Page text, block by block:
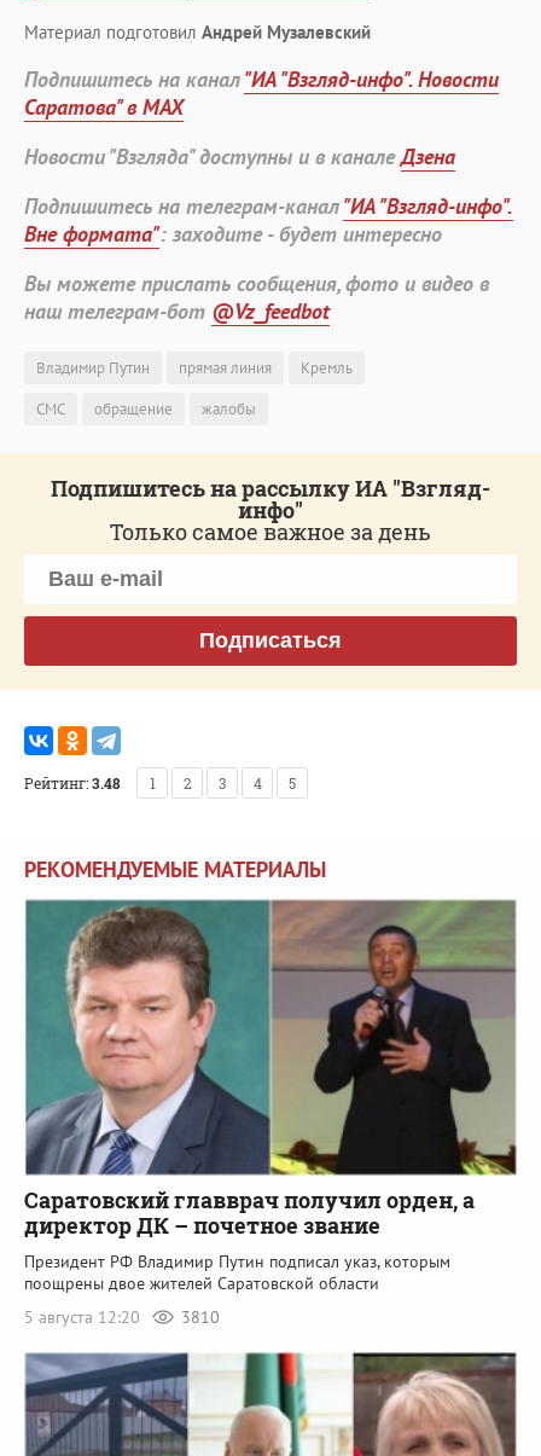
Материал подготовил Андрей Музалевский
Подпишитесь на канал"ИА "Взгляд-инфо". Новости
Саратова" в MAX
Новости "Взгляда" доступны и в каналеДзена
Подпишитесь на телеграм-канал"ИА "Взгляд-инфо".
Вне формата": заходите - будет интересно
Вы можете прислать сообщения, фото и видео в
наш телеграм-бот @Vz_feedbot
Владимир Путин прямая линия
Кремль
СМС
обращение жалобы
Подпишитесь на рассылку ИА "Взгляд-
инфо"
Только самое важное за день
Подписаться
Рейтинг:3.48 1 2 3 4 5
РЕКОМЕНДУЕМЫЕ МАТЕРИАЛЫ
Саратовский главврач получил орден, а
директор ДК – почетное звание
Президент РФ Владимир Путин подписал указ, которым
поощрены двое жителей Саратовской области
5 августа 12:20
3810